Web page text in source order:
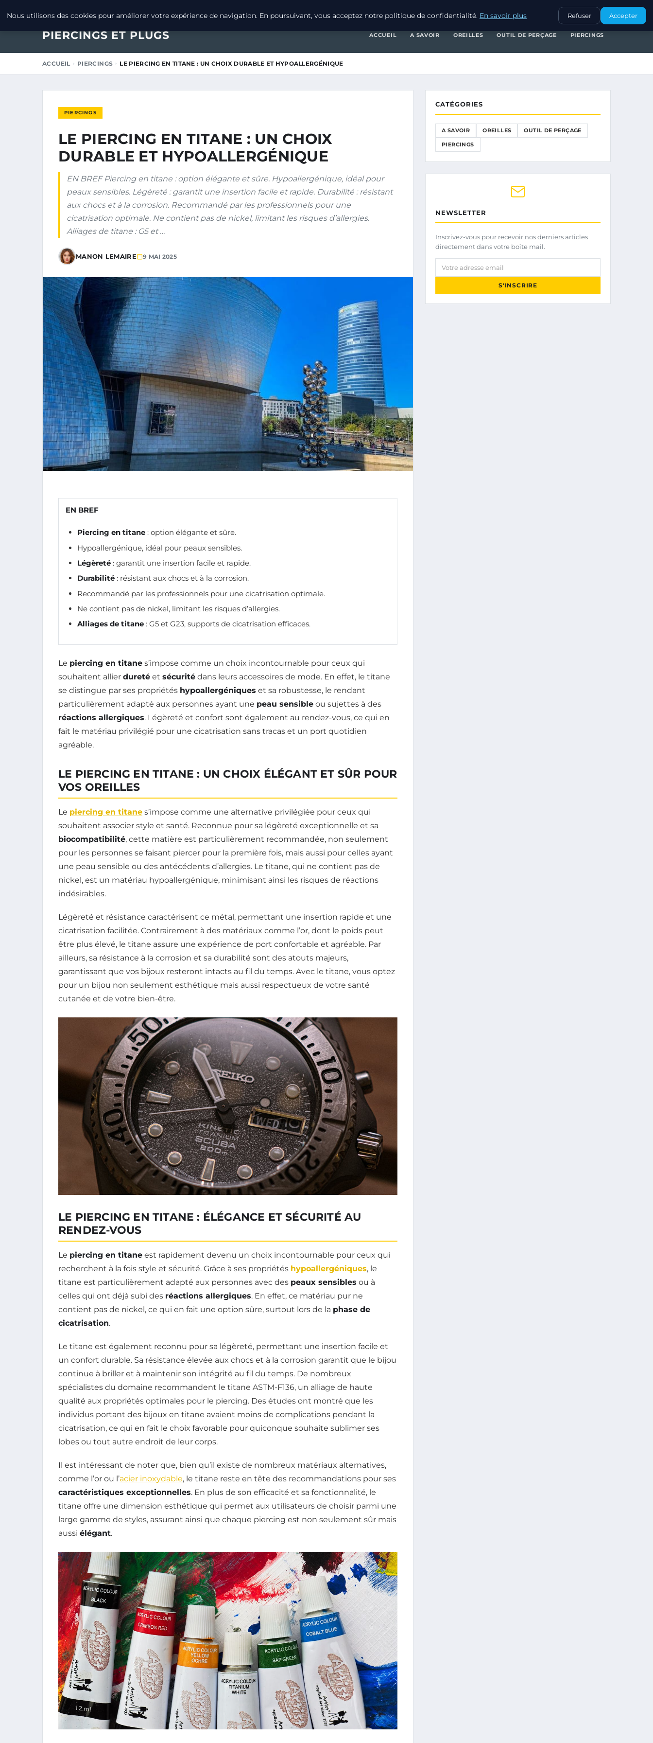
OUTIL DE PERÇAGEPIERCINGS
PIERCINGS ET PLUGS ACCUEIL A SAVOIR OREILLES OUTIL DE PERÇAGE PIERCINGS
ACCUEIL PIERCINGS LE PIERCING EN TITANE : UN CHOIX DURABLE ET HYPOALLERGÉNIQUE
PIERCINGS
LE PIERCING EN TITANE : UN CHOIX
DURABLE ET HYPOALLERGÉNIQUE
EN BREF Piercing en titane : option élégante et sûre. Hypoallergénique, idéal pour
peaux sensibles. Légèreté : garantit une insertion facile et rapide. Durabilité : résistant
aux chocs et à la corrosion. Recommandé par les professionnels pour une
cicatrisation optimale. Ne contient pas de nickel, limitant les risques d’allergies.
Alliages de titane : G5 et …
MANON LEMAIRE 9 MAI 2025
EN BREF
Piercing en titane : option élégante et sûre.
Hypoallergénique, idéal pour peaux sensibles.
Légèreté : garantit une insertion facile et rapide.
Durabilité : résistant aux chocs et à la corrosion.
Recommandé par les professionnels pour une cicatrisation optimale.
Ne contient pas de nickel, limitant les risques d’allergies.
Alliages de titane : G5 et G23, supports de cicatrisation efficaces.
Le piercing en titane s’impose comme un choix incontournable pour ceux qui
souhaitent allier dureté et sécurité dans leurs accessoires de mode. En effet, le titane
se distingue par ses propriétés hypoallergéniques et sa robustesse, le rendant
particulièrement adapté aux personnes ayant une peau sensible ou sujettes à des
réactions allergiques. Légèreté et confort sont également au rendez-vous, ce qui en
fait le matériau privilégié pour une cicatrisation sans tracas et un port quotidien
agréable.
LE PIERCING EN TITANE : UN CHOIX ÉLÉGANT ET SÛR POUR
VOS OREILLES
Le piercing en titane s’impose comme une alternative privilégiée pour ceux qui
souhaitent associer style et santé. Reconnue pour sa légèreté exceptionnelle et sa
biocompatibilité, cette matière est particulièrement recommandée, non seulement
pour les personnes se faisant piercer pour la première fois, mais aussi pour celles ayant
une peau sensible ou des antécédents d’allergies. Le titane, qui ne contient pas de
nickel, est un matériau hypoallergénique, minimisant ainsi les risques de réactions
indésirables.
Légèreté et résistance caractérisent ce métal, permettant une insertion rapide et une
cicatrisation facilitée. Contrairement à des matériaux comme l’or, dont le poids peut
être plus élevé, le titane assure une expérience de port confortable et agréable. Par
ailleurs, sa résistance à la corrosion et sa durabilité sont des atouts majeurs,
garantissant que vos bijoux resteront intacts au fil du temps. Avec le titane, vous optez
pour un bijou non seulement esthétique mais aussi respectueux de votre santé
cutanée et de votre bien-être.
LE PIERCING EN TITANE : ÉLÉGANCE ET SÉCURITÉ AU
RENDEZ-VOUS
Le piercing en titane est rapidement devenu un choix incontournable pour ceux qui
recherchent à la fois style et sécurité. Grâce à ses propriétés hypoallergéniques, le
titane est particulièrement adapté aux personnes avec des peaux sensibles ou à
celles qui ont déjà subi des réactions allergiques. En effet, ce matériau pur ne
contient pas de nickel, ce qui en fait une option sûre, surtout lors de la phase de
cicatrisation.
Le titane est également reconnu pour sa légèreté, permettant une insertion facile et
un confort durable. Sa résistance élevée aux chocs et à la corrosion garantit que le bijou
continue à briller et à maintenir son intégrité au fil du temps. De nombreux
spécialistes du domaine recommandent le titane ASTM-F136, un alliage de haute
qualité aux propriétés optimales pour le piercing. Des études ont montré que les
individus portant des bijoux en titane avaient moins de complications pendant la
cicatrisation, ce qui en fait le choix favorable pour quiconque souhaite sublimer ses
lobes ou tout autre endroit de leur corps.
Il est intéressant de noter que, bien qu’il existe de nombreux matériaux alternatives,
comme l’or ou l’acier inoxydable, le titane reste en tête des recommandations pour ses
caractéristiques exceptionnelles. En plus de son efficacité et sa fonctionnalité, le
titane offre une dimension esthétique qui permet aux utilisateurs de choisir parmi une
large gamme de styles, assurant ainsi que chaque piercing est non seulement sûr mais
aussi élégant.
CATÉGORIES
A SAVOIR OREILLES OUTIL DE PERÇAGE
PIERCINGS
NEWSLETTER
Inscrivez-vous pour recevoir nos derniers articles
directement dans votre boîte mail.
Votre adresse email
S'INSCRIRE
Nous utilisons des cookies pour améliorer votre expérience de navigation. En poursuivant, vous acceptez notre politique de confidentialité. En savoir plus Refuser Accepter